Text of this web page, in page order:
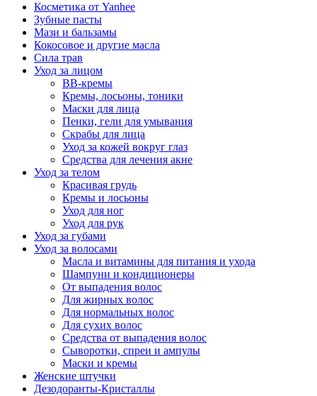
Косметика от Yanhee
Зубные пасты
Мази и бальзамы
Кокосовое и другие масла
Сила трав
Уход за лицом
BB-кремы
Кремы, лосьоны, тоники
Маски для лица
Пенки, гели для умывания
Скрабы для лица
Уход за кожей вокруг глаз
Средства для лечения акне
Уход за телом
Красивая грудь
Кремы и лосьоны
Уход для ног
Уход для рук
Уход за губами
Уход за волосами
Масла и витамины для питания и ухода
Шампуни и кондиционеры
От выпадения волос
Для жирных волос
Для нормальных волос
Для сухих волос
Средства от выпадения волос
Сыворотки, спреи и ампулы
Маски и кремы
Женские штучки
Дезодоранты-Кристаллы